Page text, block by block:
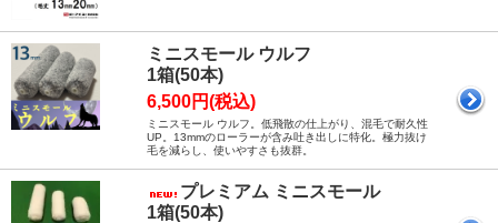
ミニスモール ウルフ
1箱(50本)
6,500円(税込)
ミニスモール ウルフ。低飛散の仕上がり、混毛で耐久性
UP。13mmのローラーが含み吐き出しに特化。極力抜け
毛を減らし、使いやすさも抜群。
プレミアム ミニスモール
1箱(50本)